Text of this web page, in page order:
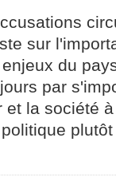
sur
du
par
la société